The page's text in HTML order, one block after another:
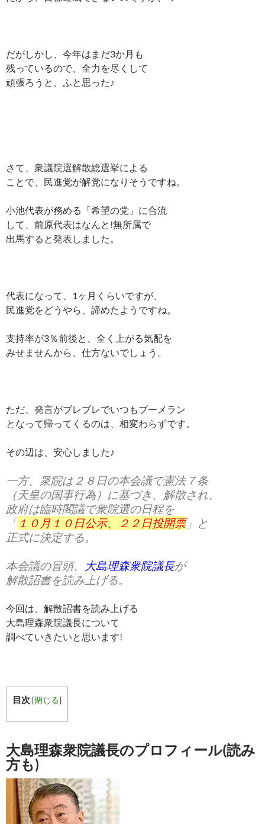
だがしかし、今年はまだ3か月も
残っているので、全力を尽くして
頑張ろうと、ふと思った♪
さて、衆議院選解散総選挙による
ことで、民進党が解党になりそうですね。
小池代表が務める「希望の党」に合流
して、前原代表はなんと!無所属で
出馬すると発表しました。
代表になって、1ヶ月くらいですが、
民進党をどうやら、諦めたようですね。
支持率が3％前後と、全く上がる気配を
みせませんから、仕方ないでしょう。
ただ、発言がブレブレでいつもブーメラン
となって帰ってくるのは、相変わらずです。
その辺は、安心しました♪
一方、衆院は２８日の本会議で憲法７条
（天皇の国事行為）に基づき、解散され、
政府は臨時閣議で衆院選の日程を
「 １０月１０日公示、２２日投開票」と
正式に決定する。
本会議の冒頭、
大島理森衆院議長が
解散詔書を読み上げる。
今回は、解散詔書を読み上げる
大島理森衆院議長について
調べていきたいと思います!
目次 [閉じる]
大島理森衆院議長のプロフィール(読み
方も)